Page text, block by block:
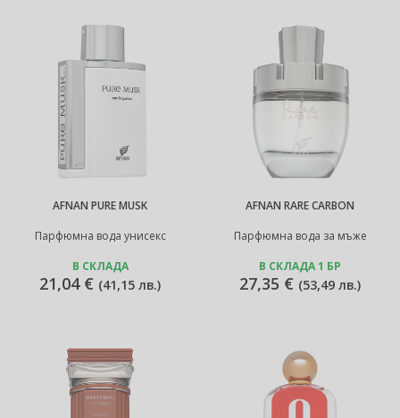
AFNAN PURE MUSK
Парфюмна вода унисекс
В СКЛАДА
21,04 € (41,15 лв.)
AFNAN RARE CARBON
Парфюмна вода за мъже
В СКЛАДА 1 БР
27,35 € (53,49 лв.)